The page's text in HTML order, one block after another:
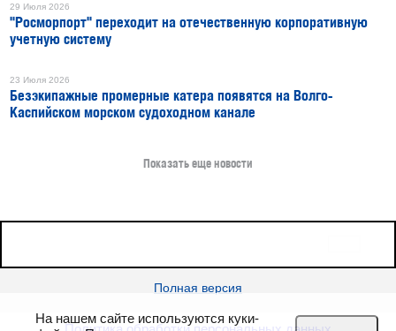
29 Июля 2026
"Росморпорт" переходит на отечественную корпоративную
учетную систему
23 Июля 2026
Безэкипажные промерные катера появятся на Волго-
Каспийском морском судоходном канале
Показать еще новости
Полная версия
На нашем сайте используются куки-